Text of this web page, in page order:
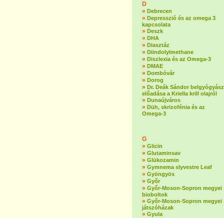
D
» Debrecen
» Depresszió és az omega 3
kapcsolata
» Deszk
» DHA
» Diasztáz
» Diindolylmethane
» Diszlexia és az Omega-3
» DMAE
» Dombóvár
» Dorog
» Dr. Deák Sándor belgyógyász
előadása a Kriella krill olajról
» Dunaújváros
» Düh, skrizofénia és az
Omega-3
G
» Glicin
» Glutaminsav
» Glükozamin
» Gymnema slyvestre Leaf
» Gyöngyös
» Győr
» Győr-Moson-Sopron megyei
bioboltok
» Győr-Moson-Sopron megyei
játszóházak
» Gyula